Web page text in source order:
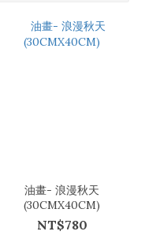
油畫- 浪漫秋天
(30CMX40CM)
NT$780